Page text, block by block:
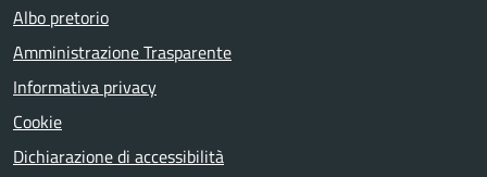
Albo pretorio
Amministrazione Trasparente
Informativa privacy
Cookie
Dichiarazione di accessibilità